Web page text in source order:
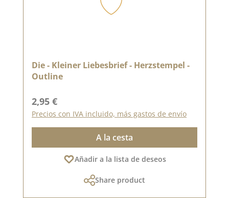
Die - Kleiner Liebesbrief - Herzstempel -
Outline
Precio normal:
2,95 €
Precios con IVA incluido, más gastos de envío
A la cesta
Añadir a la lista de deseos
Share product